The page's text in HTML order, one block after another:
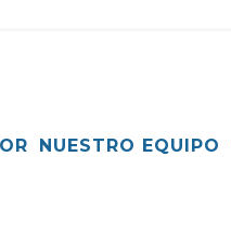
NUESTRO EQUIPO